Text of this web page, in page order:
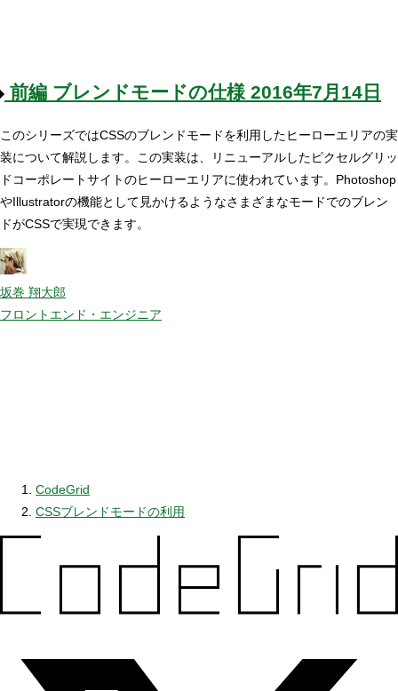
前編 ブレンドモードの仕様 2016年7月14日
このシリーズではCSSのブレンドモードを利用したヒーローエリアの実
装について解説します。この実装は、リニューアルしたピクセルグリッ
ドコーポレートサイトのヒーローエリアに使われています。Photoshop
やIllustratorの機能として見かけるようなさまざまなモードでのブレン
ドがCSSで実現できます。
坂巻 翔大郎
フロントエンド・エンジニア
CodeGrid
CSSブレンドモードの利用